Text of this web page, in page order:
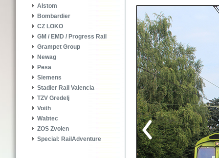
Alstom
Bombardier
CZ LOKO
GM / EMD / Progress Rail
Grampet Group
Newag
Pesa
Siemens
Stadler Rail Valencia
TZV Gredelj
Voith
Wabtec
ZOS Zvolen
Special: RailAdventure